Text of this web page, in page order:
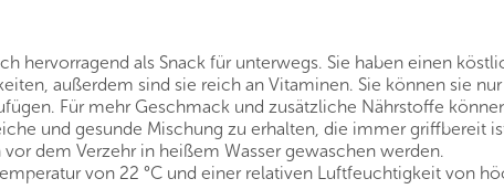
hervorragend als Snack für unterwegs. Sie haben einen
außerdem sind sie reich an Vitaminen. Sie können sie
Für mehr Geschmack und zusätzliche Nährstoffe
und gesunde Mischung zu erhalten, die immer griffbereit
dem Verzehr in heißem Wasser gewaschen werden.
von 22 °C und einer relativen Luftfeuchtigkeit von